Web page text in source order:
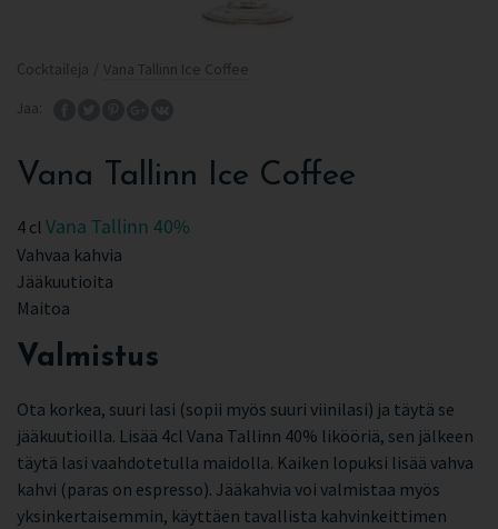
Cocktaileja / Vana Tallinn Ice Coffee
Jaa:
Vana Tallinn Ice Coffee
4 cl Vana Tallinn 40%
Vahvaa kahvia
Jääkuutioita
Maitoa
Valmistus
Ota korkea, suuri lasi (sopii myös suuri viinilasi) ja täytä se
jääkuutioilla. Lisää 4cl Vana Tallinn 40% likööriä, sen jälkeen
täytä lasi vaahdotetulla maidolla. Kaiken lopuksi lisää vahva
kahvi (paras on espresso). Jääkahvia voi valmistaa myös
yksinkertaisemmin, käyttäen tavallista kahvinkeittimen